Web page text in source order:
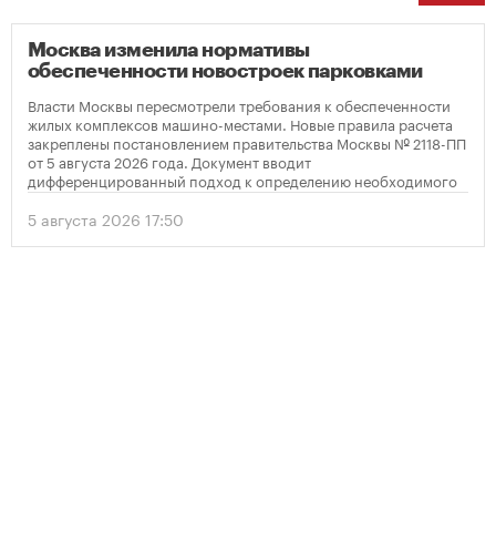
Москва изменила нормативы
обеспеченности новостроек парковками
Власти Москвы пересмотрели требования к обеспеченности
жилых комплексов машино-местами. Новые правила расчета
закреплены постановлением правительства Москвы № 2118-ПП
от 5 августа 2026 года. Документ вводит
дифференцированный подход к определению необходимого
количества парковок в зависимости от площади квартир и
устанавливает переходный период для уже согласованных
проектов.
5 августа 2026 17:50